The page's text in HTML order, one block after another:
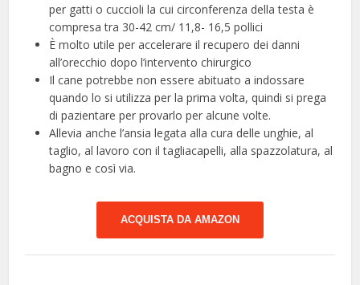
per gatti o cuccioli la cui circonferenza della testa è
compresa tra 30-42 cm/ 11,8- 16,5 pollici
È molto utile per accelerare il recupero dei danni
all’orecchio dopo l’intervento chirurgico
Il cane potrebbe non essere abituato a indossare
quando lo si utilizza per la prima volta, quindi si prega
di pazientare per provarlo per alcune volte.
Allevia anche l’ansia legata alla cura delle unghie, al
taglio, al lavoro con il tagliacapelli, alla spazzolatura, al
bagno e così via.
ACQUISTA DA AMAZON